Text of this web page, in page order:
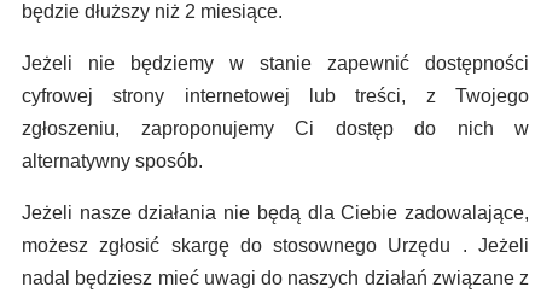
będzie dłuższy niż 2 miesiące.
Jeżeli nie będziemy w stanie zapewnić dostępności
cyfrowej strony internetowej lub treści, z Twojego
zgłoszeniu, zaproponujemy Ci dostęp do nich w
alternatywny sposób.
Jeżeli nasze działania nie będą dla Ciebie zadowalające,
możesz zgłosić skargę do stosownego Urzędu . Jeżeli
nadal będziesz mieć uwagi do naszych działań związane z